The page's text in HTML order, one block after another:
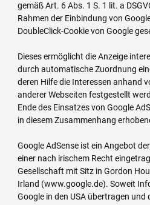
gemäß Art. 6 Abs. 1 S. 1 lit. a
Rahmen der Einbindung von
DoubleClick-Cookie von Google
Dieses ermöglicht die Anzeige
durch automatische Zuordnung
deren Hilfe die Interessen anhand
anderer Webseiten festgestellt
Ende des Einsatzes von Google
in diesem Zusammenhang
Google AdSense ist ein Angebot
einer nach irischem Recht
Gesellschaft mit Sitz in Gordon
Irland (www.google.de). Soweit
Google in den USA übertragen